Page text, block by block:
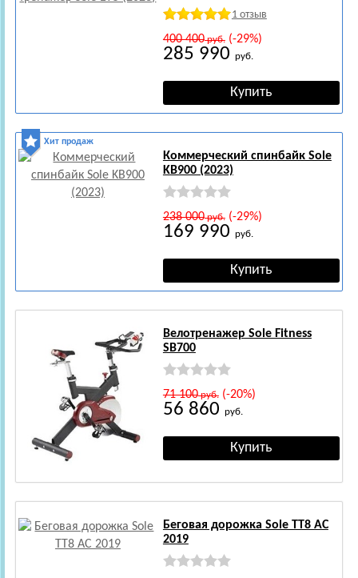
1 отзыв
400 400руб.(-29%)
285 990 руб.
Хит продаж
Коммерческий спинбайк Sole
KB900 (2023)
238 000руб.(-29%)
169 990 руб.
Велотренажер Sole Fitness
SB700
71 100руб.(-20%)
56 860 руб.
Беговая дорожка Sole TT8 AC
2019